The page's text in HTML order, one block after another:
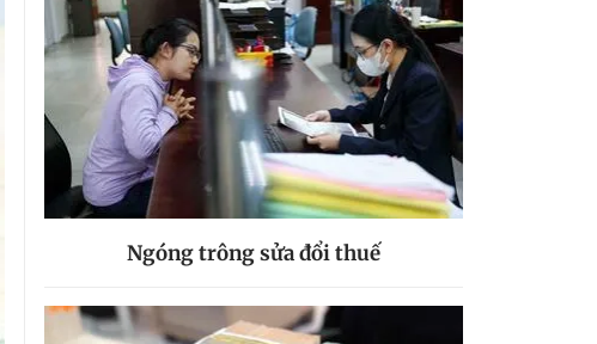
Ngóng trông sửa đổi thuế